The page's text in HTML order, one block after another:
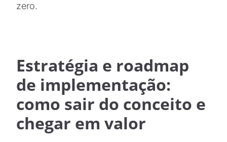
zero.
Estratégia e roadmap
de implementação:
como sair do conceito e
chegar em valor